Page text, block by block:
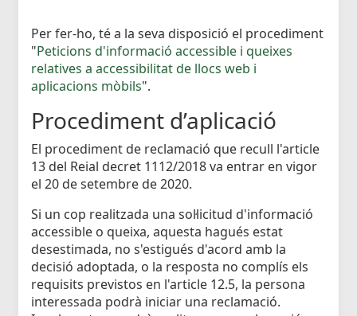
Per fer-ho, té a la seva disposició el procediment
"Peticions d'informació accessible i queixes
relatives a accessibilitat de llocs web i
aplicacions mòbils".
Procediment d’aplicació
El procediment de reclamació que recull l'article
13 del Reial decret 1112/2018 va entrar en vigor
el 20 de setembre de 2020.
Si un cop realitzada una sol·licitud d'informació
accessible o queixa, aquesta hagués estat
desestimada, no s'estigués d'acord amb la
decisió adoptada, o la resposta no complís els
requisits previstos en l'article 12.5, la persona
interessada podrà iniciar una reclamació.